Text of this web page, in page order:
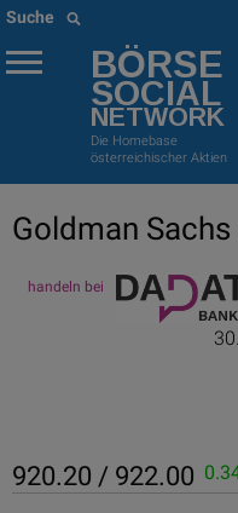
Suche
BÖRSE
SOCIAL
NETWORK
Die Homebase
österreichischer Aktien
Goldman Sachs
handeln bei
920.20 / 922.00